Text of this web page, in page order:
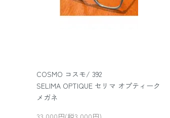
COSMO コスモ/ 392
SELIMA OPTIQUE セリマ オプティーク
メガネ